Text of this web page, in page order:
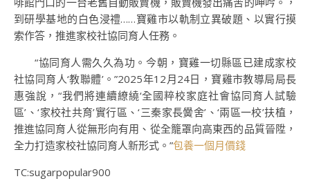
到研學基地的白色浸禮……寶雞市以軌制立異破題、以實行摸
索作答，推進家校社協同育人任務。
“協同育人需久久為功。今朝，寶雞一切縣區已建成家校
社協同育人‘教聯體’。”2025年12月24日，寶雞市教導局局長
惠強說，“我們將連續繚繞‘全國粹校家庭社會協同育人試驗
區’、‘家校社共育’實行區、‘三秦家長黌舍’、‘兩區一校’扶植，
推進協同育人從無形向有用、從全籠罩向高東西的品質晉陞，
全力打造家校社協同育人新形式。”包養一個月價錢
TC:sugarpopular900